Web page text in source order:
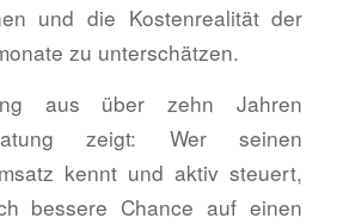
und die Kostenrealität der
zu unterschätzen.
aus über zehn Jahren
zeigt: Wer seinen
kennt und aktiv steuert,
bessere Chance auf einen